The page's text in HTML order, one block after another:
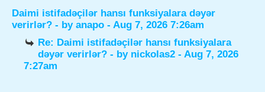
Daimi istifadəçilər hansı funksiyalara dəyər
verirlər? - by anapo - Aug 7, 2026 7:26am
Re: Daimi istifadəçilər hansı funksiyalara
dəyər verirlər? - by nickolas2 - Aug 7, 2026
7:27am